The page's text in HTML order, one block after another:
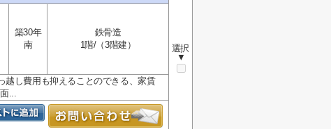
選択
▼
築30年
南
鉄骨造
1階/（3階建）
越し費用も抑えることのできる、家賃
...